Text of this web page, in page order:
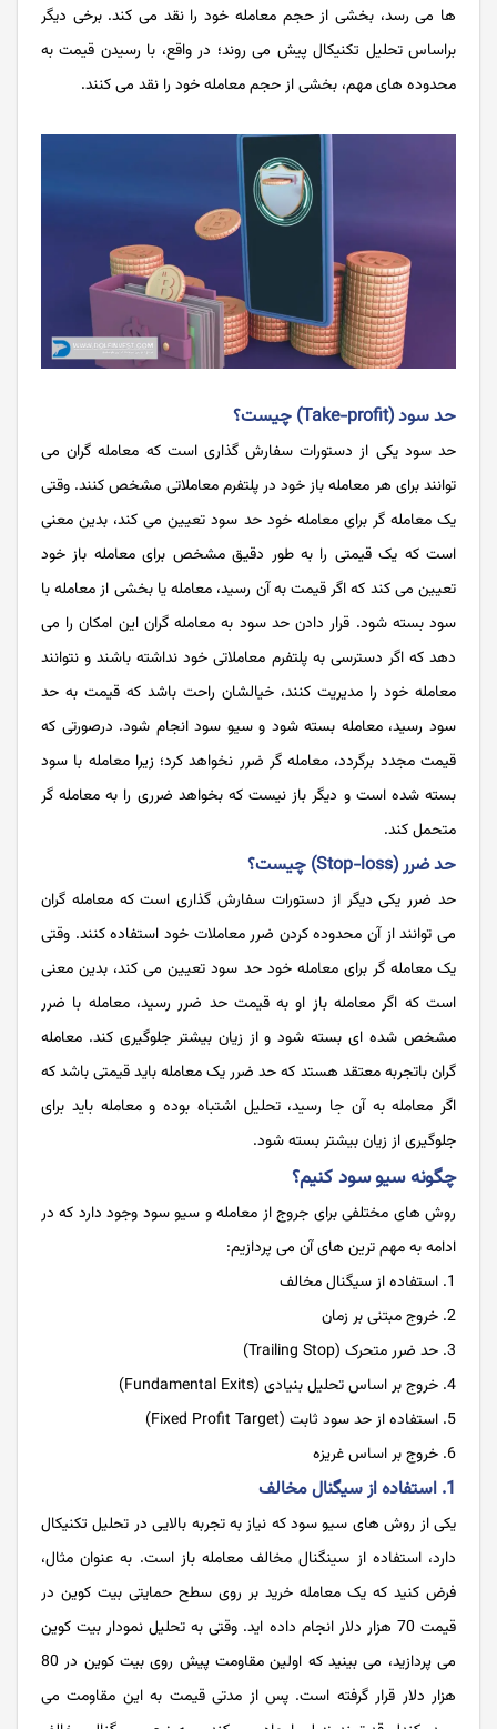
ها می رسد، بخشی از حجم معامله خود را نقد می کند. برخی دیگر
براساس تحلیل تکنیکال پیش می روند؛ در واقع، با رسیدن قیمت به
محدوده های مهم، بخشی از حجم معامله خود را نقد می کنند.
حد سود (Take-profit) چیست؟
حد سود یکی از دستورات سفارش گذاری است که معامله گران می
توانند برای هر معامله باز خود در پلتفرم معاملاتی مشخص کنند. وقتی
یک معامله گر برای معامله خود حد سود تعیین می کند، بدین معنی
است که یک قیمتی را به طور دقیق مشخص برای معامله باز خود
تعیین می کند که اگر قیمت به آن رسید، معامله یا بخشی از معامله با
سود بسته شود. قرار دادن حد سود به معامله گران این امکان را می
دهد که اگر دسترسی به پلتفرم معاملاتی خود نداشته باشند و نتوانند
معامله خود را مدیریت کنند، خیالشان راحت باشد که قیمت به حد
سود رسید، معامله بسته شود و سیو سود انجام شود. درصورتی که
قیمت مجدد برگردد، معامله گر ضرر نخواهد کرد؛ زیرا معامله با سود
بسته شده است و دیگر باز نیست که بخواهد ضرری را به معامله گر
متحمل کند.
حد ضرر (Stop-loss) چیست؟
حد ضرر یکی دیگر از دستورات سفارش گذاری است که معامله گران
می توانند از آن محدوده کردن ضرر معاملات خود استفاده کنند. وقتی
یک معامله گر برای معامله خود حد سود تعیین می کند، بدین معنی
است که اگر معامله باز او به قیمت حد ضرر رسید، معامله با ضرر
مشخص شده ای بسته شود و از زیان بیشتر جلوگیری کند. معامله
گران باتجربه معتقد هستد که حد ضرر یک معامله باید قیمتی باشد که
اگر معامله به آن جا رسید، تحلیل اشتباه بوده و معامله باید برای
جلوگیری از زیان بیشتر بسته شود.
چگونه سیو سود کنیم؟‌
روش های مختلفی برای جروج از معامله و سیو سود وجود دارد که در
ادامه به مهم ترین های آن می پردازیم:
استفاده از سیگنال مخالف
خروج مبتنی بر زمان
حد ضرر متحرک (Trailing Stop)
خروج بر اساس تحلیل بنیادی (Fundamental Exits)
استفاده از حد سود ثابت (Fixed Profit Target)
خروج بر اساس غریزه
1. استفاده از سیگنال مخالف
یکی از روش های سیو سود که نیاز به تجربه بالایی در تحلیل تکنیکال
دارد، استفاده از سینگنال مخالف معامله باز است. به عنوان مثال،
فرض کنید که یک معامله خرید بر روی سطح حمایتی بیت کوین در
قیمت 70 هزار دلار انجام داده اید. وقتی به تحلیل نمودار بیت کوین
می پردازید، می بینید که اولین مقاومت پیش روی بیت کوین در 80
هزار دلار قرار گرفته است. پس از مدتی قیمت به این مقاومت می